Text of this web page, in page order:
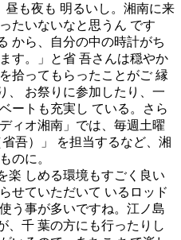
も夜も 明るいし。湘南に来
たいないなと思うん です
から、自分の中の時計がち
す。」と省 吾さんは穏やか
拾ってもらったことがご 縁
、 お祭りに参加したり、一
ートも充実し ている。さら
ィオ湘南」では、毎週土曜
吾）」 を担当するなど、湘
のに。
楽 しめる環境もすごく良い
せていただいて いるロッド
う事が多いですね。江ノ島
、千 葉の方にも行ったりし